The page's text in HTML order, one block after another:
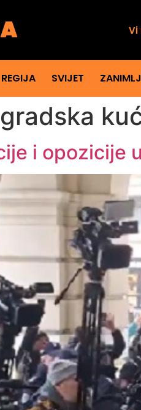
Vi
REGIJA SVIJET
gradska
i opozicije